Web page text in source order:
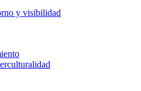
y visibilidad